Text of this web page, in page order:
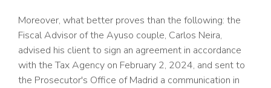
Moreover, what better proves than the following: the
Fiscal Advisor of the Ayuso couple, Carlos Neira,
advised his client to sign an agreement in accordance
with the Tax Agency on February 2, 2024, and sent to
the Prosecutor's Office of Madrid a communication in